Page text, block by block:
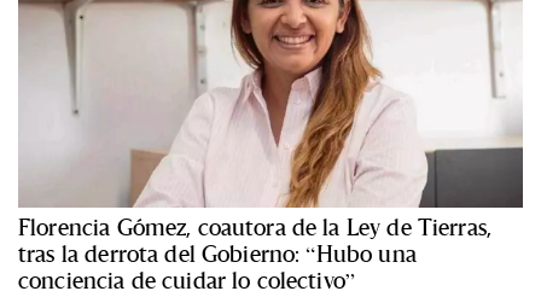
Florencia Gómez, coautora de la Ley de Tierras,
tras la derrota del Gobierno: “Hubo una
conciencia de cuidar lo colectivo”